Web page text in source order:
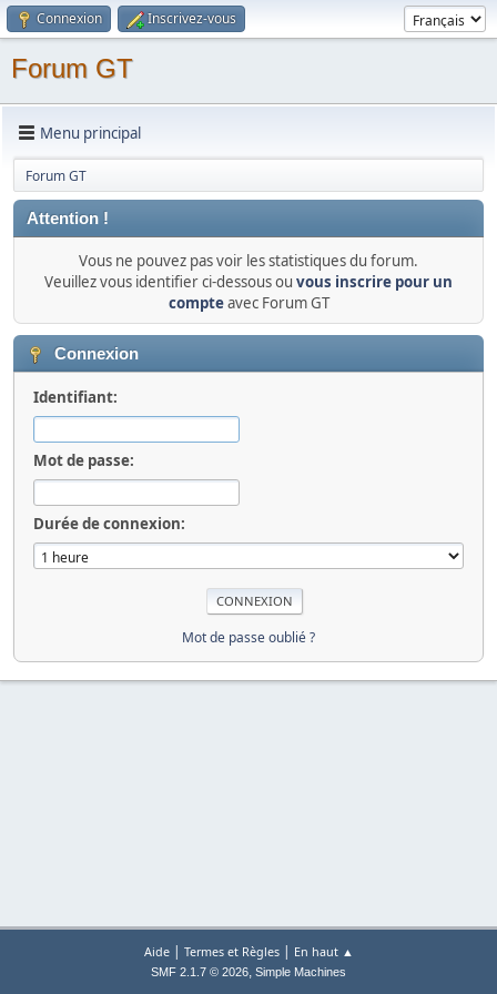
Connexion Inscrivez-vous
Forum GT
Menu principal
Forum GT
Attention !
Vous ne pouvez pas voir les statistiques du forum.
Veuillez vous identifier ci-dessous ou vous inscrire pour un
compteavec Forum GT
Connexion
Identifiant:
Mot de passe:
Durée de connexion:
Mot de passe oublié ?
Aide| Termes et Règles| En haut ▲
SMF 2.1.7 © 2026, Simple Machines